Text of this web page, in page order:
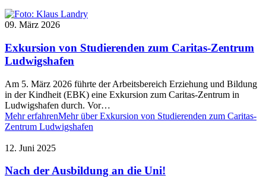
09. März 2026
Exkursion von Studierenden zum Caritas-Zentrum
Ludwigshafen
Am 5. März 2026 führte der Arbeitsbereich Erziehung und Bildung
in der Kindheit (EBK) eine Exkursion zum Caritas-Zentrum in
Ludwigshafen durch. Vor…
Mehr erfahrenMehr über Exkursion von Studierenden zum Caritas-
Zentrum Ludwigshafen
12. Juni 2025
Nach der Ausbildung an die Uni!